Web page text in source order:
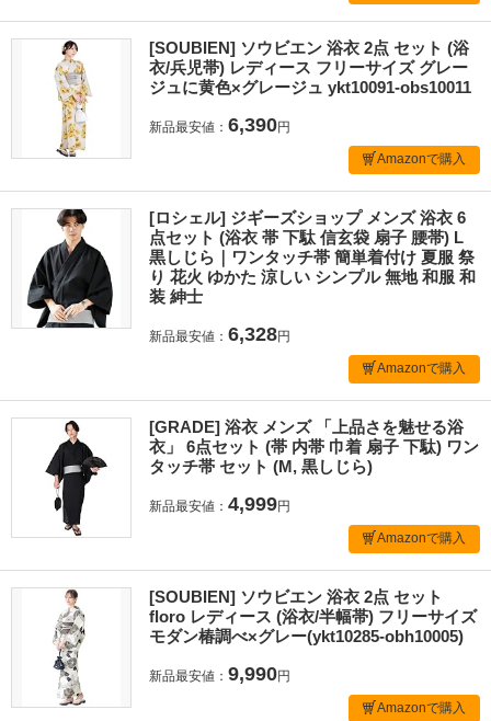
[SOUBIEN] ソウビエン 浴衣 2点 セット (浴
衣/兵児帯) レディース フリーサイズ グレー
ジュに黄色×グレージュ ykt10091-obs10011
新品最安値： 6,390円
Amazonで購入
[ロシェル] ジギーズショップ メンズ 浴衣 6
点セット (浴衣 帯 下駄 信玄袋 扇子 腰帯) L
黒しじら｜ワンタッチ帯 簡単着付け 夏服 祭
り 花火 ゆかた 涼しい シンプル 無地 和服 和
装 紳士
新品最安値： 6,328円
Amazonで購入
[GRADE] 浴衣 メンズ 「上品さを魅せる浴
衣」 6点セット (帯 内帯 巾着 扇子 下駄) ワン
タッチ帯 セット (M, 黒しじら)
新品最安値： 4,999円
Amazonで購入
[SOUBIEN] ソウビエン 浴衣 2点 セット
floro レディース (浴衣/半幅帯) フリーサイズ
モダン椿調べ×グレー(ykt10285-obh10005)
新品最安値： 9,990円
Amazonで購入